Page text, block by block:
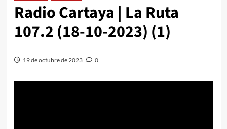
Radio Cartaya | La Ruta
107.2 (18-10-2023) (1)
19 de octubre de 2023 0